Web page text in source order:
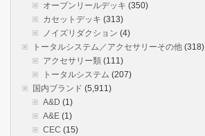
オープンリールデッキ (350)
カセットデッキ (313)
ノイズリダクション (4)
トータルシステム／アクセサリーその他 (318)
アクセサリー類 (111)
トータルシステム (207)
国内ブランド (5,911)
A&D (1)
A&E (1)
CEC (15)